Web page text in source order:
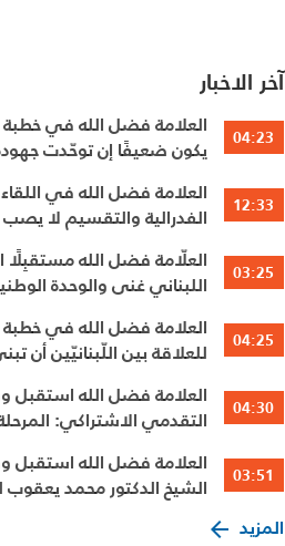
آخر الاخبار
04:23
العلامة فضل الله في خطبة
يكون ضعيفًا إن توحّدت
12:33
العلامة فضل الله في
الفدرالية والتقسيم لا
03:25
العلّامة فضل الله مستقبِلًا
اللبناني غنى والوحدة
04:25
للعلاقة بين اللّبنانيّين أن
04:30
العلامة فضل الله استقبل
التقدمي الاشتراكي:
03:51
العلامة فضل الله
الشيخ الدكتور محمد يعقوب
المزيد